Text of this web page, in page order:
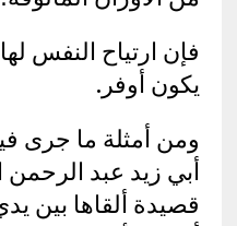
فإن ارتياح النفس
يكون أوفر.
ومن أمثلة ما جرى
أبي زيد عبد الرحمن
قصيدة ألقاها بين